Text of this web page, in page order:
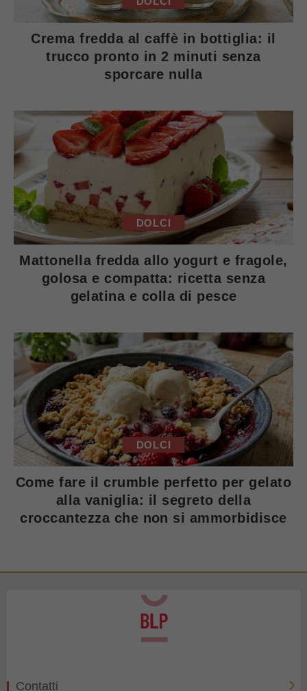
Crema fredda al caffè in bottiglia: il
trucco pronto in 2 minuti senza
sporcare nulla
DOLCI
Mattonella fredda allo yogurt e fragole,
golosa e compatta: ricetta senza
gelatina e colla di pesce
DOLCI
Come fare il crumble perfetto per gelato
alla vaniglia: il segreto della
croccantezza che non si ammorbidisce
Contatti